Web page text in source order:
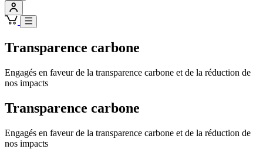
Transparence carbone
Engagés en faveur de la transparence carbone et de la réduction de
nos impacts
Transparence carbone
Engagés en faveur de la transparence carbone et de la réduction de
nos impacts